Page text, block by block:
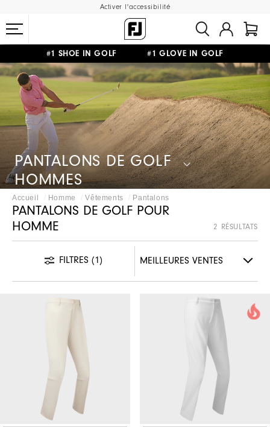
Activer l'accessibilité
#1 SHOE IN GOLF #1 GLOVE IN GOLF
LIVRAISON OFFERTEDÈS 99€+ &RETOUR GRATUIT
PANTALONS DE GOLF
HOMMES
Accueil Homme Vêtements Pantalons
PANTALONS DE GOLF POUR
HOMME
2 RÉSULTATS
FILTRES (1)